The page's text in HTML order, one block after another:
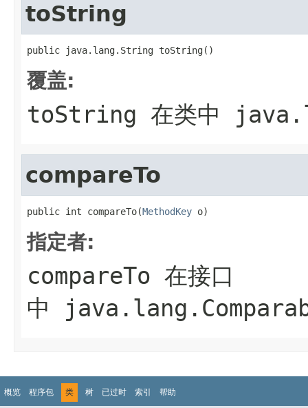
toString
public java.lang.String toString()
覆盖:
toString 在类中
compareTo
public int compareTo(MethodKey o)
指定者:
compareTo 在接口
中
概览 程序包 类 树 已过时 索引 帮助